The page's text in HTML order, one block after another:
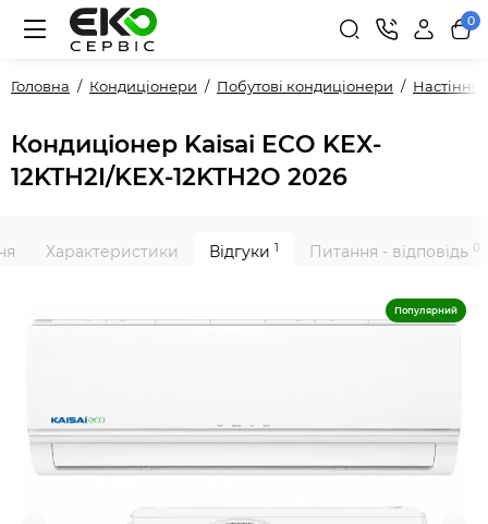
0
Головна Кондиціонери Побутові кондиціонери Настінні
Кондиціонер Kaisai ECO KEX-
12KTH2I/KEX-12KTH2O 2026
Характеристики Відгуки 1 Питання - відповідь 0
Популярний